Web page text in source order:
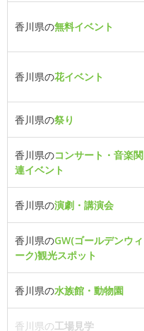
香川県の無料イベント
香川県の花イベント
香川県の祭り
香川県のコンサート・音楽関
連イベント
香川県の演劇・講演会
香川県のGW(ゴールデンウィ
ーク)観光スポット
香川県の水族館・動物園
香川県の工場見学